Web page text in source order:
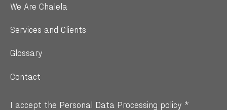
We Are Chalela
Services and Clients
Glossary
Contact
I accept the Personal Data Processing policy *